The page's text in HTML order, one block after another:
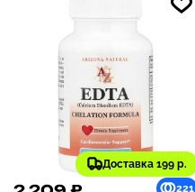
Доставка 199 р.
221